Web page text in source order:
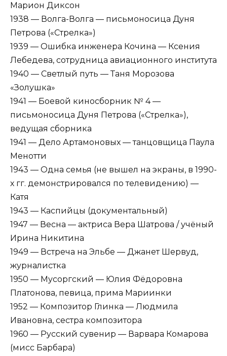
Марион Диксон
1938 — Волга-Волга — письмоносица Дуня
Петрова («Стрелка»)
1939 — Ошибка инженера Кочина — Ксения
Лебедева, сотрудница авиационного института
1940 — Светлый путь — Таня Морозова
«Золушка»
1941 — Боевой киносборник № 4 —
письмоносица Дуня Петрова («Стрелка»),
ведущая сборника
1941 — Дело Артамоновых — танцовщица Паула
Менотти
1943 — Одна семья (не вышел на экраны, в 1990-
х гг. демонстрировался по телевидению) —
Катя
1943 — Каспийцы (документальный)
1947 — Весна — актриса Вера Шатрова / учёный
Ирина Никитина
1949 — Встреча на Эльбе — Джанет Шервуд,
журналистка
1950 — Мусоргский — Юлия Фёдоровна
Платонова, певица, прима Мариинки
1952 — Композитор Глинка — Людмила
Ивановна, сестра композитора
1960 — Русский сувенир — Варвара Комарова
(мисс Барбара)